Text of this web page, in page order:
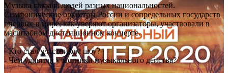
Музыка связала людей разных национальностей.
Симфонические оркестры России и сопредельных государств
впервые в мире, как уверяют организаторы, участвовали в
масштабном дистанционном концерте.
- Кто стал участником шоу?
- Чем удивили участники музыкального действа?